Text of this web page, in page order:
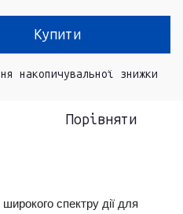
Купити
накопичувальної знижки
Порівняти
спектру дії для